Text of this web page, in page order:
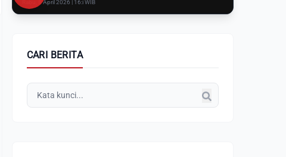
Rabu, 8 April 2026 | 16:i WIB
CARI BERITA